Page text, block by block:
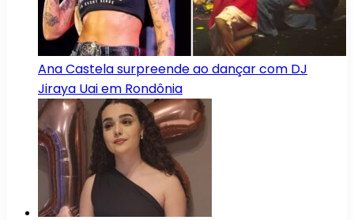
Ana Castela surpreende ao dançar com DJ
Jiraya Uai em Rondônia